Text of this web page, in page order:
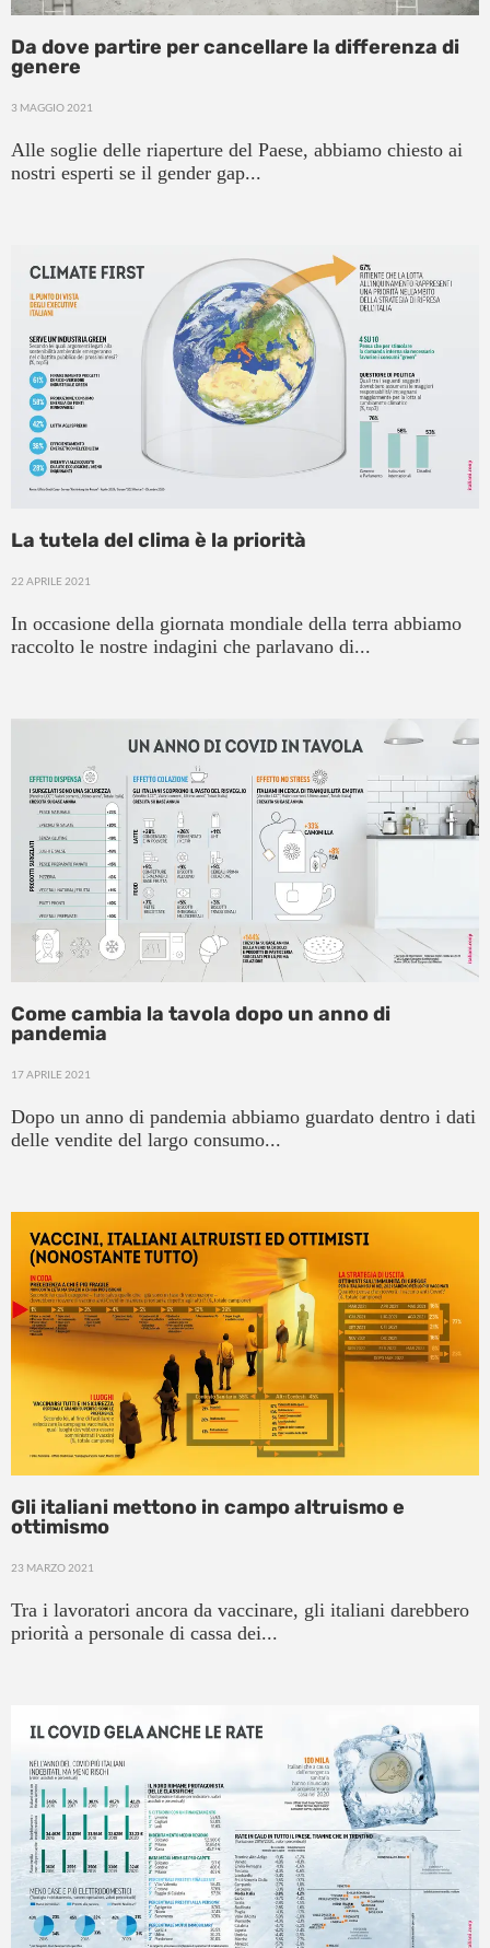
Da dove partire per cancellare la differenza di
genere
3 MAGGIO 2021
Alle soglie delle riaperture del Paese, abbiamo chiesto ai
nostri esperti se il gender gap...
La tutela del clima è la priorità
22 APRILE 2021
In occasione della giornata mondiale della terra abbiamo
raccolto le nostre indagini che parlavano di...
Come cambia la tavola dopo un anno di
pandemia
17 APRILE 2021
Dopo un anno di pandemia abbiamo guardato dentro i dati
delle vendite del largo consumo...
Gli italiani mettono in campo altruismo e
ottimismo
23 MARZO 2021
Tra i lavoratori ancora da vaccinare, gli italiani darebbero
priorità a personale di cassa dei...